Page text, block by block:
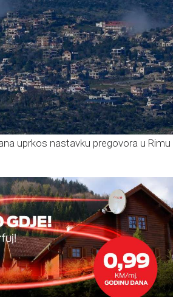
uprkos nastavku pregovora u Rimu